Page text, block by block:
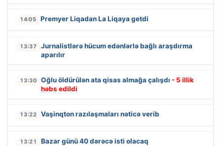
14:05 Premyer Liqadan La Liqaya getdi
13:37
Jurnalistlərə hücum edənlərlə bağlı araşdırma
aparılır
13:30 Oğlu öldürülən ata qisas almağa çalışdı - 5 illik
həbs edildi
13:22 Vaşinqton razılaşmaları nəticə verib
13:21 Bazar günü 40 dərəcə isti olacaq